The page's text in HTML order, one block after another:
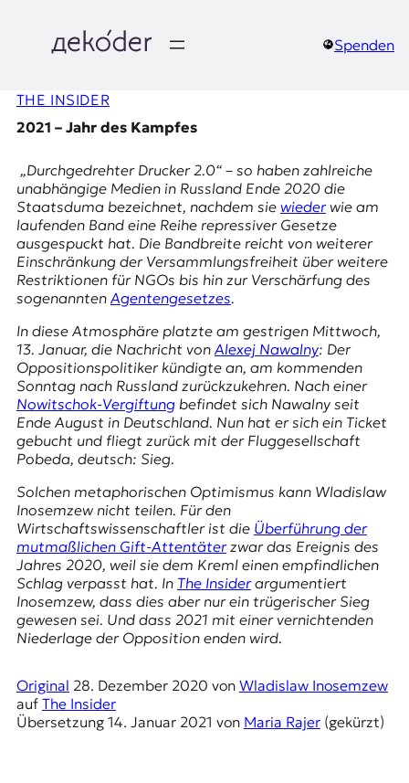
springen
e
k
o
d
e
r
|
D
E
K
O
D
E
R
W
s
s
e
n
Spenden
THE INSIDER
2021 – Jahr des Kampfes
„Durchgedrehter Drucker 2.0“ – so haben zahlreiche
unabhängige Medien in Russland Ende 2020 die
Staatsduma bezeichnet, nachdem sie wiederwie am
laufenden Band eine Reihe repressiver Gesetze
ausgespuckt hat. Die Bandbreite reicht von weiterer
Einschränkung der Versammlungsfreiheit über weitere
Restriktionen für NGOs bis hin zur Verschärfung des
sogenannten Agentengesetzes.
In diese Atmosphäre platzte am gestrigen Mittwoch,
13. Januar, die Nachricht von Alexej Nawalny: Der
Oppositionspolitiker kündigte an, am kommenden
Sonntag nach Russland zurückzukehren. Nach einer
Nowitschok-Vergiftungbefindet sich Nawalny seit
Ende August in Deutschland. Nun hat er sich ein Ticket
gebucht und fliegt zurück mit der Fluggesellschaft
Pobeda, deutsch: Sieg.
Solchen metaphorischen Optimismus kann Wladislaw
Inosemzew nicht teilen. Für den
Wirtschaftswissenschaftler ist die Überführung der
mutmaßlichen Gift-Attentäterzwar das Ereignis des
Jahres 2020, weil sie dem Kreml einen empfindlichen
Schlag verpasst hat. In The Insiderargumentiert
Inosemzew, dass dies aber nur ein trügerischer Sieg
gewesen sei. Und dass 2021 mit einer vernichtenden
Niederlage der Opposition enden wird.
Original 28. Dezember 2020 von Wladislaw Inosemzew
auf The Insider
Übersetzung 14. Januar 2021 von Maria Rajer(gekürzt)